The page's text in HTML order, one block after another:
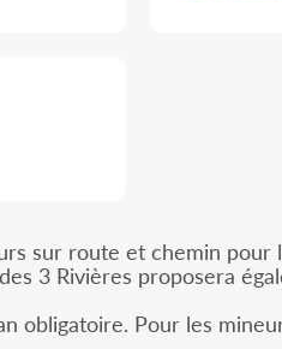
sur route et chemin
3 Rivières proposera
obligatoire. Pour les